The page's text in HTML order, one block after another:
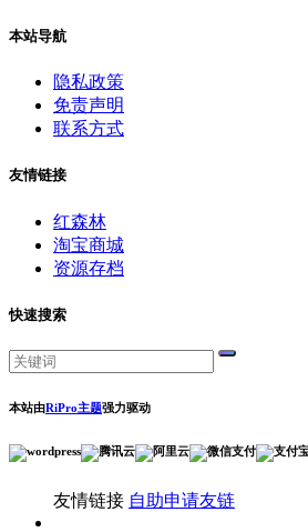
本站导航
隐私政策
免责声明
联系方式
友情链接
红森林
淘宝商城
资源存档
快速搜索
本站由RiPro主题强力驱动
友情链接 自助申请友链